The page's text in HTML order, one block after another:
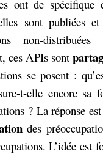
ont de spécifique
sont publiées
non-
ces APIs sont
se posent :
t-elle encore sa
? La réponse
des
. L’idée est